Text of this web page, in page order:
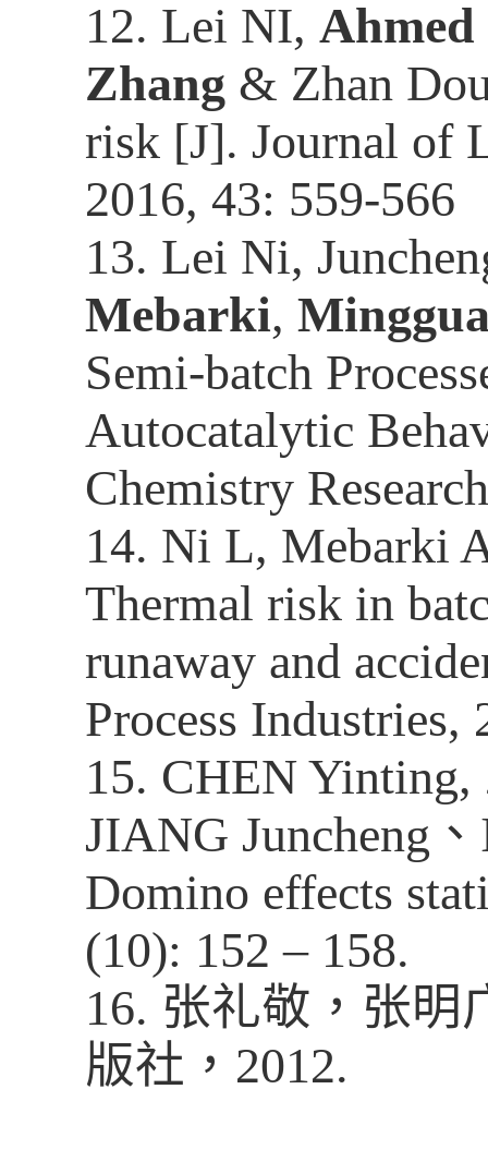
12. Lei NI,
Zhang & Zhan
risk [J]. Journal of
2016, 43: 559-566
13. Lei Ni,
Mebarki,
Semi-batch
Autocatalytic
Chemistry
14. Ni L, Mebarki
Thermal risk in
runaway and
Process Industries,
15. CHEN Yinting,
JIANG Juncheng 、
Domino effects
(10): 152 – 158.
16. 张礼敬，张明
版社， 2012.